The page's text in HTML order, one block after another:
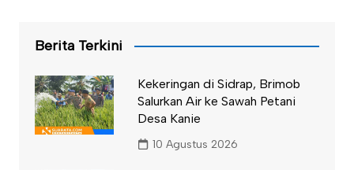
Berita Terkini
Kekeringan di Sidrap, Brimob
Salurkan Air ke Sawah Petani
Desa Kanie
10 Agustus 2026